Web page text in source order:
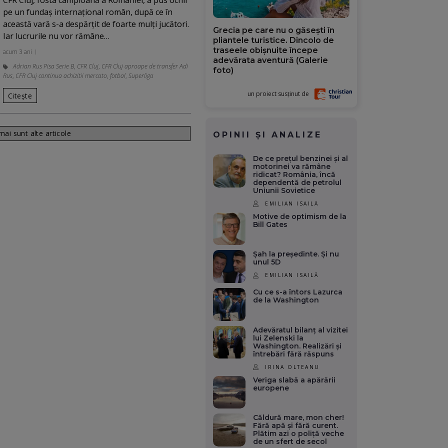
pe un fundaș internațional român, după ce în
această vară s-a despărțit de foarte mulți jucători.
Iar lucrurile nu vor rămâne…
acum 3 ani
Adrian Rus Pisa Serie B, CFR Cluj, CFR Cluj aproape de transfer Adi
Rus, CFR Cluj continua achizitii mercato, fotbal, Superliga
Citește
sunt alte articole
Grecia pe care nu o găsești în
pliantele turistice. Dincolo de
traseele obișnuite începe
adevărata aventură (Galerie
foto)
un proiect susținut de
OPINII ȘI ANALIZE
De ce prețul benzinei și al
motorinei va rămâne
ridicat? România, încă
dependentă de petrolul
Uniunii Sovietice
EMILIAN ISAILĂ
Motive de optimism de la
Bill Gates
Șah la președinte. Și nu
unul 5D
EMILIAN ISAILĂ
Cu ce s-a întors Lazurca
de la Washington
Adevăratul bilanț al vizitei
lui Zelenski la
Washington. Realizări și
întrebări fără răspuns
IRINA OLTEANU
Veriga slabă a apărării
europene
Căldură mare, mon cher!
Fără apă și fără curent.
Plătim azi o poliță veche
de un sfert de secol